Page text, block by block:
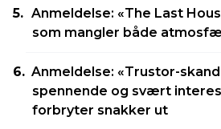
Anmeldelse: «The Last
som mangler både
Anmeldelse: «Trustor-
spennende og svært
forbryter snakker ut